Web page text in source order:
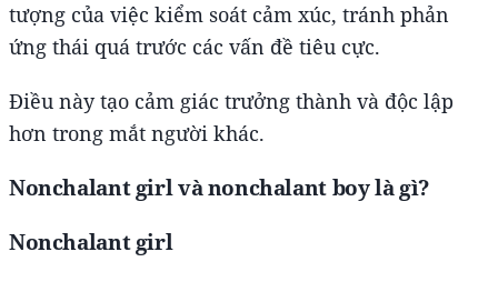
tượng của việc kiểm soát cảm xúc, tránh phản
ứng thái quá trước các vấn đề tiêu cực.
Điều này tạo cảm giác trưởng thành và độc lập
hơn trong mắt người khác.
Nonchalant girl và nonchalant boy là gì?
Nonchalant girl